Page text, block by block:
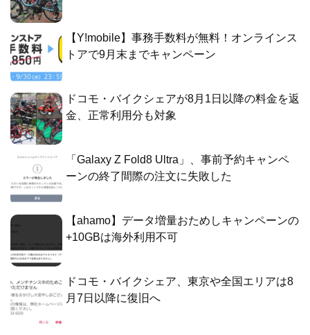
【Y!mobile】事務手数料が無料！オンラインス
トアで9月末までキャンペーン
ドコモ・バイクシェアが8月1日以降の料金を返
金、正常利用分も対象
「Galaxy Z Fold8 Ultra」、事前予約キャンペ
ーンの終了間際の注文に失敗した
【ahamo】データ増量おためしキャンペーンの
+10GBは海外利用不可
ドコモ・バイクシェア、東京や全国エリアは8
月7日以降に復旧へ